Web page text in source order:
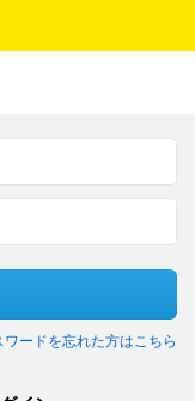
ワードを忘れた方はこちら